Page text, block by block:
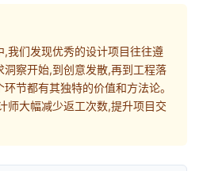
我们发现优秀的设计项目往往遵
察开始,到创意发散,再到工程落
节都有其独特的价值和方法论。
师大幅减少返工次数,提升项目交